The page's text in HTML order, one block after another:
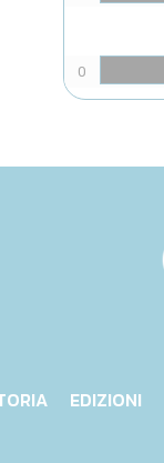
0
EDIZIONI